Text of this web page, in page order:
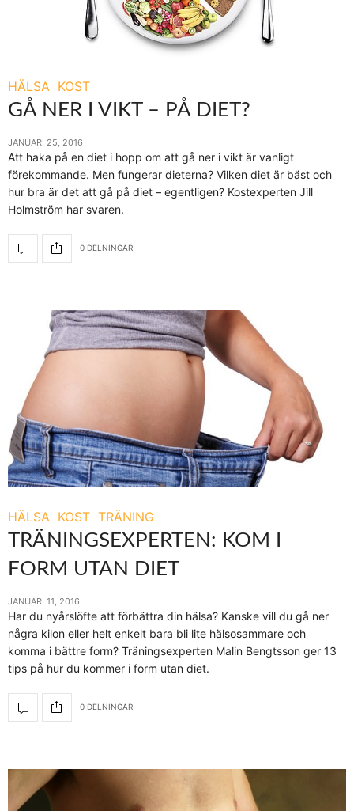
HÄLSA KOST
GÅ NER I VIKT – PÅ DIET?
JANUARI 25, 2016
Att haka på en diet i hopp om att gå ner i vikt är vanligt
förekommande. Men fungerar dieterna? Vilken diet är bäst och
hur bra är det att gå på diet – egentligen? Kostexperten Jill
Holmström har svaren.
0 DELNINGAR
HÄLSA KOST TRÄNING
TRÄNINGSEXPERTEN: KOM I
FORM UTAN DIET
JANUARI 11, 2016
Har du nyårslöfte att förbättra din hälsa? Kanske vill du gå ner
några kilon eller helt enkelt bara bli lite hälsosammare och
komma i bättre form? Träningsexperten Malin Bengtsson ger 13
tips på hur du kommer i form utan diet.
0 DELNINGAR